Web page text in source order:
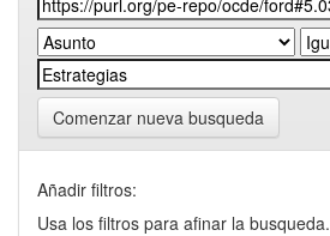
Comenzar nueva busqueda
Añadir filtros:
Usa los filtros para afinar la busqueda.